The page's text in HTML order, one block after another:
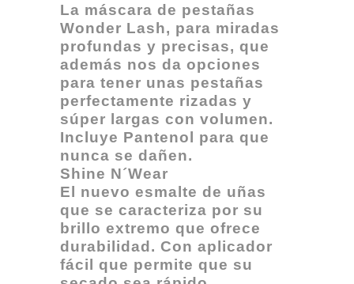
La máscara de pestañas
Wonder Lash, para miradas
profundas y precisas, que
además nos da opciones
para tener unas pestañas
perfectamente rizadas y
súper largas con volumen.
Incluye Pantenol para que
nunca se dañen.
Shine N´Wear
El nuevo esmalte de uñas
que se caracteriza por su
brillo extremo que ofrece
durabilidad. Con aplicador
fácil que permite que su